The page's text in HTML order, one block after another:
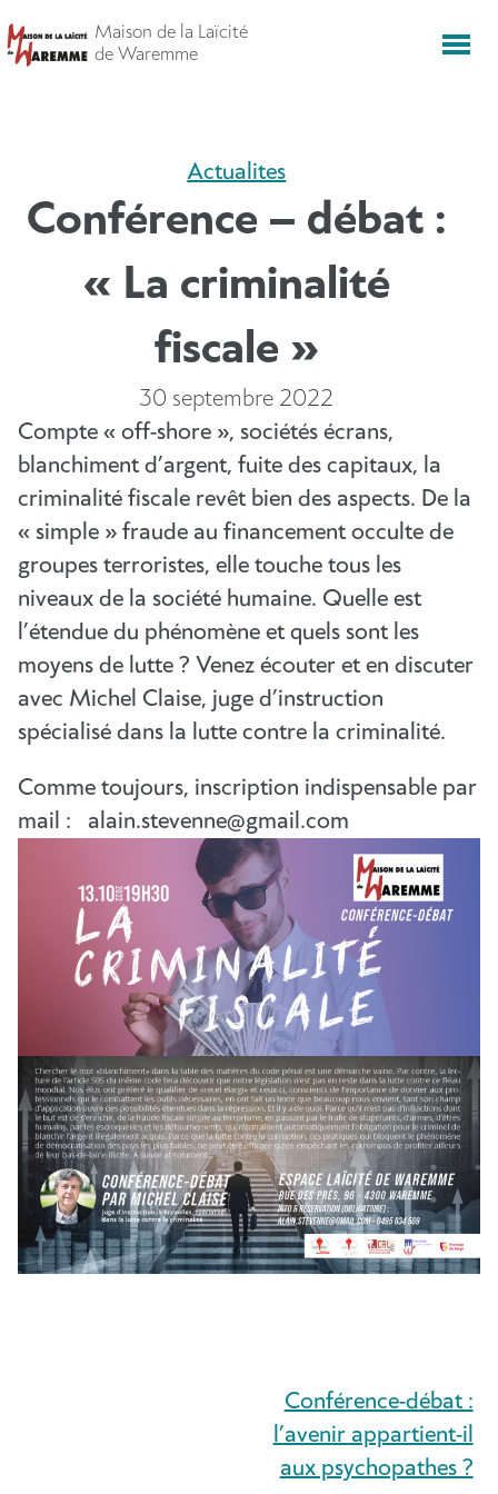
directement
vers
Maison de la Laïcité
de Waremme
Actualites
Conférence – débat :
« La criminalité
fiscale »
30 septembre 2022
Compte « off-shore », sociétés écrans,
blanchiment d’argent, fuite des capitaux, la
criminalité fiscale revêt bien des aspects. De la
« simple » fraude au financement occulte de
groupes terroristes, elle touche tous les
niveaux de la société humaine. Quelle est
l’étendue du phénomène et quels sont les
moyens de lutte ? Venez écouter et en discuter
avec Michel Claise, juge d’instruction
spécialisé dans la lutte contre la criminalité.
Comme toujours, inscription indispensable par
mail : alain.stevenne@gmail.com
Conférence-débat :
l’avenir appartient-il
aux psychopathes ?